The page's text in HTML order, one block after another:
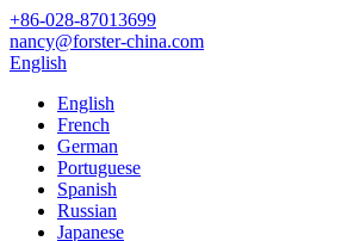
+86-028-87013699
nancy@forster-china.com
English
English
French
German
Portuguese
Spanish
Russian
Japanese